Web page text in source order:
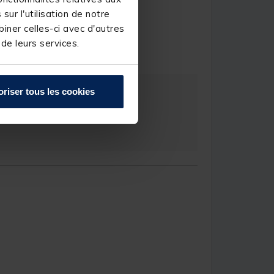
l'utilisation de notre
celles-ci avec d'autres
leurs services.
tous les cookies